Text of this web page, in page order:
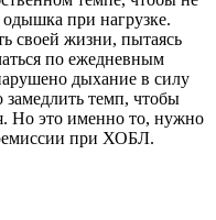
при нагрузке.
своей жизни, пытаясь
по ежедневным
дыхание в силу
темп, чтобы
Но это именно то, нужно
при ХОБЛ.